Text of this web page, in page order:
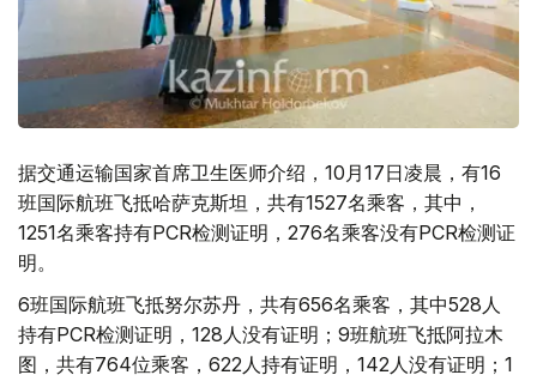
据交通运输国家首席卫生医师介绍，10月17日凌晨，有16
班国际航班飞抵哈萨克斯坦，共有1527名乘客，其中，
1251名乘客持有PCR检测证明，276名乘客没有PCR检测证
明。
6班国际航班飞抵努尔苏丹，共有656名乘客，其中528人
持有PCR检测证明，128人没有证明；9班航班飞抵阿拉木
图，共有764位乘客，622人持有证明，142人没有证明；1